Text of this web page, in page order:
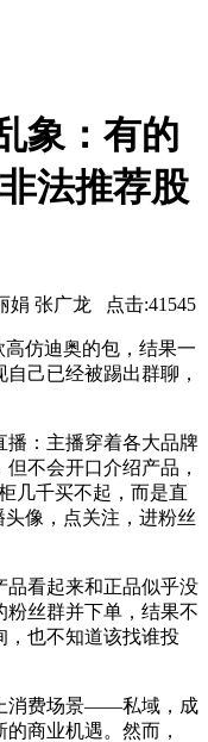
象：有的
法推荐股
娟 张广龙 点击:41545
高仿迪奥的包，结果一
己已经被踢出群聊，
播：主播穿着各大品牌
不会开口介绍产品，
几千买不起，而是直
像，点关注，进粉丝
品看起来和正品似乎没
丝群并下单，结果不
，也不知道该找谁投
消费场景——私域，成
商业机遇。然而，